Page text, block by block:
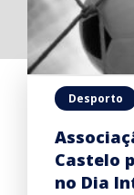
Desporto
Castelo
no Dia